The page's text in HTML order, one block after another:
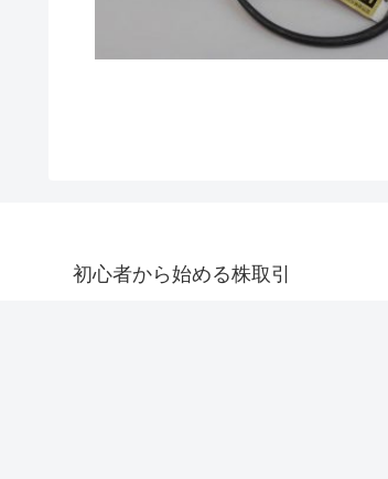
初心者から始める株取引